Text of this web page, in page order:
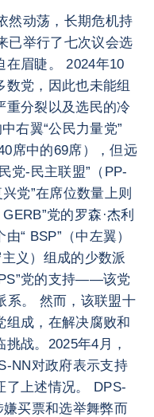
然动荡，长期危机持
举行了七次议会选
在眉睫。 2024年10
数党，因此也未能组
重分裂以及选民的冷
右翼“公民力量党”
席中的69席），但远
党-民主联盟”（PP-
党”在席位数量上则
党的罗森·杰利
“ BSP”（中左翼）
义）组成的少数派
党的支持——该党
系。 然而，该联盟十
组成，在解决腐败和
战。2025年4月，
NN对政府表示支持
了上述情况。 DPS-
嫌买票和选举舞弊而